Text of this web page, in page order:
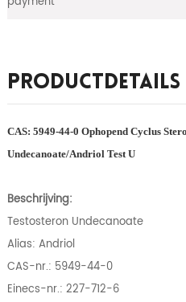
Productdetails
CAS: 5949-44-0 Ophopend Cyclus
Undecanoate/Andriol Test U
Beschrijving:
Testosteron Undecanoate
Alias: Andriol
CAS-nr.: 5949-44-0
Einecs-nr.: 227-712-6